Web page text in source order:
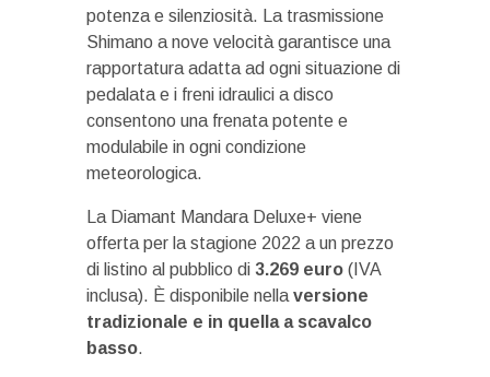
potenza e silenziosità. La trasmissione
Shimano a nove velocità garantisce una
rapportatura adatta ad ogni situazione di
pedalata e i freni idraulici a disco
consentono una frenata potente e
modulabile in ogni condizione
meteorologica.
La Diamant Mandara Deluxe+ viene
offerta per la stagione 2022 a un prezzo
di listino al pubblico di 3.269 euro (IVA
inclusa). È disponibile nella versione
tradizionale e in quella a scavalco
basso.